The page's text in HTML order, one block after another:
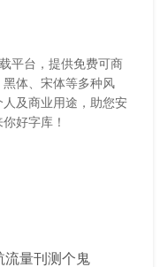
平台，提供免费可商
体、宋体等多种风
及商业用途，助您安
好字库！
流量刊 测个鬼